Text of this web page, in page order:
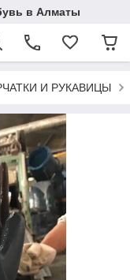
в Алматы
И РУКАВИЦЫ